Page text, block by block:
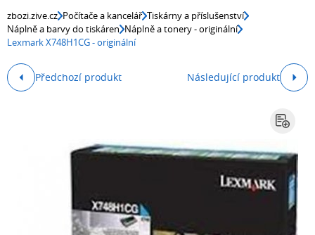
zbozi.zive.cz Počítače a kancelář Tiskárny a příslušenství
Náplně a barvy do tiskáren Náplně a tonery - originální
Lexmark X748H1CG - originální
Předchozí produkt Následující produkt